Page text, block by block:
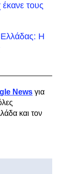
τους
Ελλάδας: Η
News για
και τον